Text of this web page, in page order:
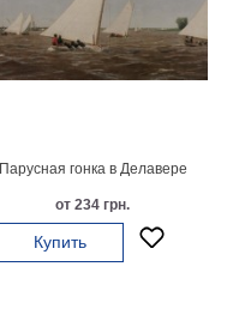
Парусная гонка в Делавере
от 234 грн.
Купить